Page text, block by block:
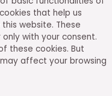
that help us
website. These
with your consent.
these cookies. But
affect your browsing